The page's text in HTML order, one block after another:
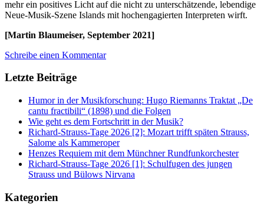
mehr ein positives Licht auf die nicht zu unterschätzende, lebendige
Neue-Musik-Szene Islands mit hochengagierten Interpreten wirft.
[Martin Blaumeiser, September 2021]
Schreibe einen Kommentar
Letzte Beiträge
Humor in der Musikforschung: Hugo Riemanns Traktat „De
cantu fractibili“ (1898) und die Folgen
Wie geht es dem Fortschritt in der Musik?
Richard-Strauss-Tage 2026 [2]: Mozart trifft späten Strauss,
Salome als Kammeroper
Henzes Requiem mit dem Münchner Rundfunkorchester
Richard-Strauss-Tage 2026 [1]: Schulfugen des jungen
Strauss und Bülows Nirvana
Kategorien